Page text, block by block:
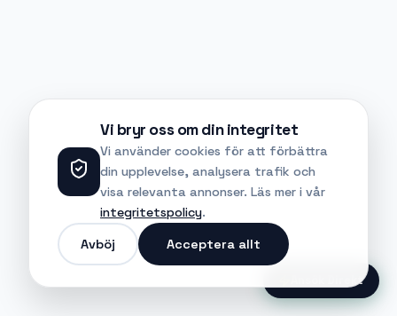
Ansök Direkt
Vi bryr oss om din integritet
Vi använder cookies för att förbättra
din upplevelse, analysera trafik och
visa relevanta annonser. Läs mer i vår
integritetspolicy.
Avböj
Acceptera allt